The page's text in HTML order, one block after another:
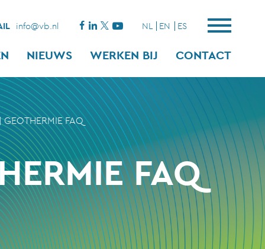
info@vb.nl NL EN ES
NIEUWS WERKEN BIJ CONTACT
FAQ
GEOTHERMIE FAQ